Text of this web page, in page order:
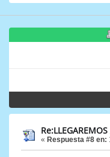
« Respuesta #8 en: